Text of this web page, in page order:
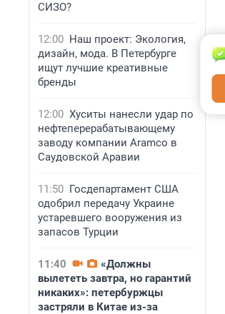
СИЗО?
12:00 Наш проект: Экология,
дизайн, мода. В Петербурге
ищут лучшие креативные
бренды
12:00 Хуситы нанесли удар по
нефтеперерабатывающему
заводу компании Aramco в
Саудовской Аравии
11:50 Госдепартамент США
одобрил передачу Украине
устаревшего вооружения из
запасов Турции
11:40
«Должны
вылететь завтра, но гарантий
никаких»: петербуржцы
застряли в Китае из-за